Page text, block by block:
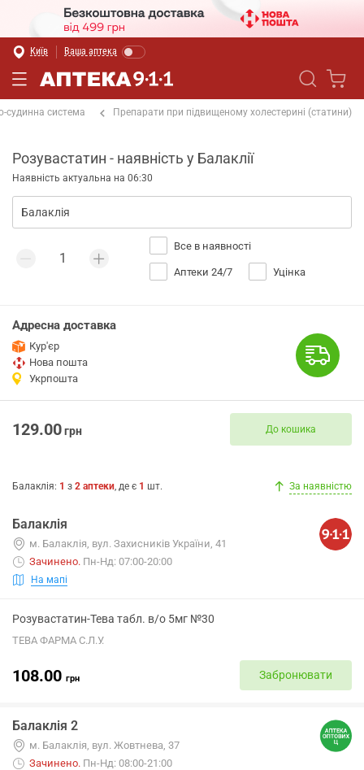
Київ Ваша аптека
судинна система Препарати при підвищеному холестерині (статини)
Розувастатин - наявність у Балаклії
Наявність актуальна на 06:30
Все в наявності
Аптеки 24/7 Уцінка
Адресна доставка
Кур'єр
Нова пошта
Укрпошта
129.00грн До кошика
Балаклія: 1 з 2 аптеки, де є 1 шт. За наявністю
Балаклія
м. Балаклія, вул. Захисників України, 41
Зачинено. Пн-Нд: 07:00-20:00
На мапі
Розувастатин-Тева табл. в/о 5мг №30
ТЕВА ФАРМА С.Л.У.
108.00 грн Забронювати
Балаклія 2
м. Балаклія, вул. Жовтнева, 37
Зачинено. Пн-Нд: 08:00-21:00